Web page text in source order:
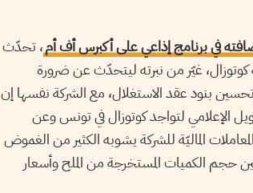
في برنامج إذاعي على أكبرس أف أم، تحدّث
كوتوزال، غيّر من نبرته ليتحدّث عن ضرورة
وتحسين بنود عقد الاستغلال، مع الشركة نفسها إن
الإعلامي لتواجد كوتوزال في تونس وعن
الماليّة للشركة يشوبه الكثير من الغموض
الكميات المستخرجة من الملح وأسعار